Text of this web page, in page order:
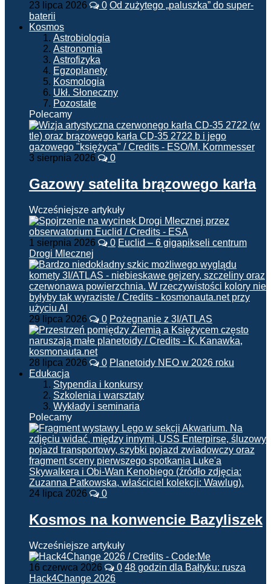
23 lipca 2026 0 Od zużytego „paluszka” do super-
baterii
Kosmos
Astrobiologia
Astronomia
Astrofizyka
Egzoplanety
Kosmologia
Ukł. Słoneczny
Pozostałe
Polecamy
3 sierpnia 2026 0
Gazowy satelita brązowego karła
Wcześniejsze artykuły
1 sierpnia 2026 0 Euclid – 6 gigapikseli centrum
Drogi Mlecznej
29 lipca 2026 0 Pożegnanie z 3I/ATLAS
28 lipca 2026 0 Planetoidy NEO w 2026 roku
Edukacja
Stypendia i konkursy
Szkolenia i warsztaty
Wykłady i seminaria
Polecamy
24 lipca 2026 0
Kosmos na konwencie Bazyliszek
Wcześniejsze artykuły
16 czerwca 2026 0 48 godzin dla Bałtyku: rusza
Hack4Change 2026